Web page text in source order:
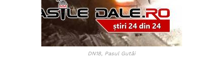
DN18, Pasul Gutâi